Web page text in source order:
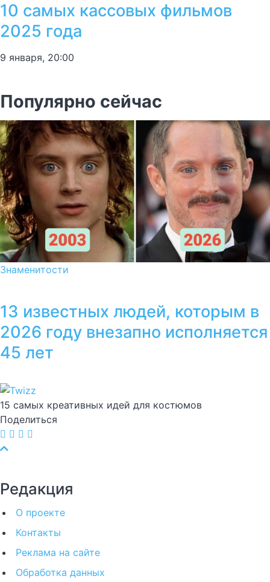
10 самых кассовых фильмов
2025 года
9 января, 20:00
Популярно сейчас
Знаменитости
13 известных людей, которым в
2026 году внезапно исполняется
45 лет
15 самых креативных идей для костюмов
Поделиться
Редакция
О проекте
Контакты
Реклама на сайте
Обработка данных